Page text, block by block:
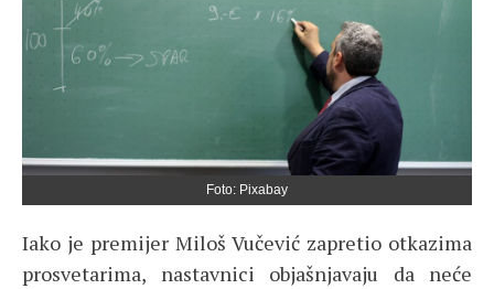
Foto: Pixabay
Iako je premijer Miloš Vučević zapretio otkazima
prosvetarima, nastavnici objašnjavaju da neće